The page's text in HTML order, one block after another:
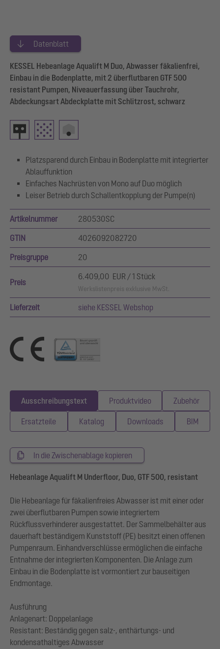
Datenblatt
KESSEL Hebeanlage Aqualift M Duo, Abwasser fäkalienfrei,
Einbau in die Bodenplatte, mit 2 überflutbaren GTF 500
resistant Pumpen, Niveauerfassung über Tauchrohr,
Abdeckungsart Abdeckplatte mit Schlitzrost, schwarz
Platzsparend durch Einbau in Bodenplatte mit integrierter
Ablauffunktion
Einfaches Nachrüsten von Mono auf Duo möglich
Leiser Betrieb durch Schallentkopplung der Pumpe(n)
Artikelnummer 280530SC
GTIN 4026092082720
Preisgruppe 20
Preis
6.409,00 EUR / 1 Stück
Werkslistenpreis exklusive MwSt.
Lieferzeit siehe KESSEL Webshop
Ausschreibungstext Produktvideo Zubehör
Ersatzteile Katalog Downloads BIM
In die Zwischenablage kopieren
Hebeanlage Aqualift M Underfloor, Duo, GTF 500, resistant
Die Hebeanlage für fäkalienfreies Abwasser ist mit einer oder
zwei überflutbaren Pumpen sowie integriertem
Rückflussverhinderer ausgestattet. Der Sammelbehälter aus
dauerhaft beständigem Kunststoff (PE) besitzt einen offenen
Pumpenraum. Einhandverschlüsse ermöglichen die einfache
Entnahme der integrierten Komponenten. Die Anlage zum
Einbau in die Bodenplatte ist vormontiert zur bauseitigen
Endmontage.
Ausführung
Anlagenart: Doppelanlage
Resistant: Beständig gegen salz-, enthärtungs- und
kondensathaltiges Abwasser